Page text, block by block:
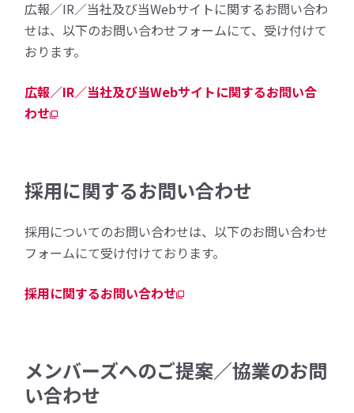
広報／IR／当社及び当Webサイトに関するお問い合わ
せは、以下のお問い合わせフォームにて、受け付けて
おります。
広報／IR／当社及び当Webサイトに関するお問い合
わせ
採用に関するお問い合わせ
採用についてのお問い合わせは、以下のお問い合わせ
フォームにて受け付けております。
採用に関するお問い合わせ
メンバーズへのご提案／協業のお問
い合わせ